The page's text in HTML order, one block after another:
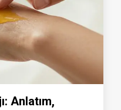
Anlatım,